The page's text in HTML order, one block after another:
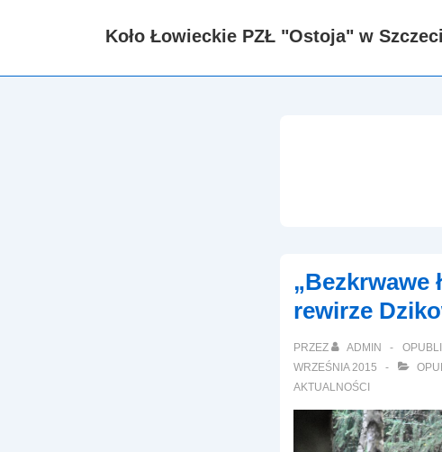
Koło Łowieckie PZŁ "Ostoja" w
„Bezkrwawe
rewirze
PRZEZ ADMIN
WRZEŚNIA 2015
AKTUALNOŚCI